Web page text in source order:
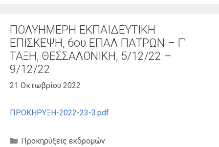
ΠΟΛΥΗΜΕΡΗ ΕΚΠΑΙΔΕΥΤΙΚΗ
ΕΠΙΣΚΕΨΗ, 6ου ΕΠΑΛ ΠΑΤΡΩΝ – Γ’
ΤΑΞΗ, ΘΕΣΣΑΛΟΝΙΚΗ, 5/12/22 –
9/12/22
21 Οκτωβρίου 2022
ΠΡΟΚΗΡΥΞΗ-2022-23-3.pdf
Κατηγορίες
Προκηρύξεις εκδρομών